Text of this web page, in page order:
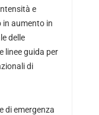
e
in aumento in
delle
linee guida per
di
di emergenza